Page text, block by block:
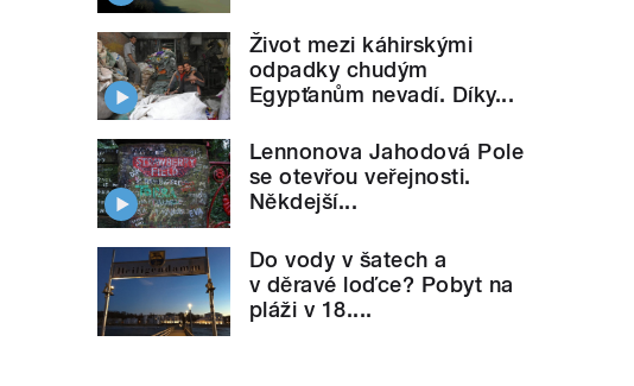
Život mezi káhirskými
odpadky chudým
Egypťanům nevadí. Díky...
Lennonova Jahodová Pole
se otevřou veřejnosti.
Někdejší...
Do vody v šatech a
v děravé loďce? Pobyt na
pláži v 18....